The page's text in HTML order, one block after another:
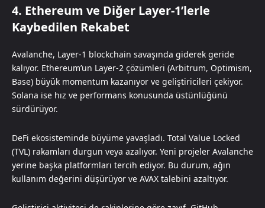
4. Ethereum ve Diğer Layer-1’lerle
Kaybedilen Rekabet
Avalanche, Layer-1 blockchain savaşında giderek geride
kalıyor. Ethereum’un Layer-2 çözümleri (Arbitrum, Optimism,
Base) büyük momentum kazanıyor ve geliştiricileri çekiyor.
Solana ise hız ve performans konusunda üstünlüğünü
sürdürüyor.
DeFi ekosisteminde büyüme yavaşladı. Total Value Locked
(TVL) rakamları durgun veya azalıyor. Yeni projeler Avalanche
yerine başka platformları tercih ediyor. Bu durum, ağın
kullanım değerini düşürüyor ve AVAX talebini azaltıyor.